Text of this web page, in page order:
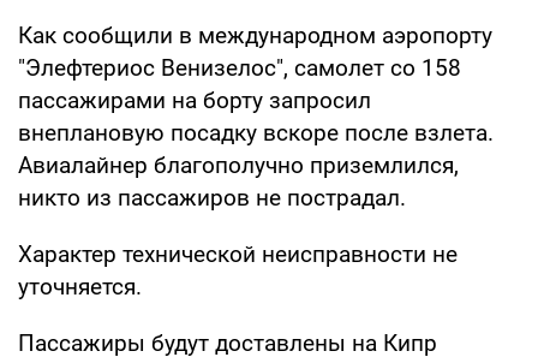
Как сообщили в международном аэропорту
"Элефтериос Венизелос", самолет со 158
пассажирами на борту запросил
внеплановую посадку вскоре после взлета.
Авиалайнер благополучно приземлился,
никто из пассажиров не пострадал.
Характер технической неисправности не
уточняется.
Пассажиры будут доставлены на Кипр